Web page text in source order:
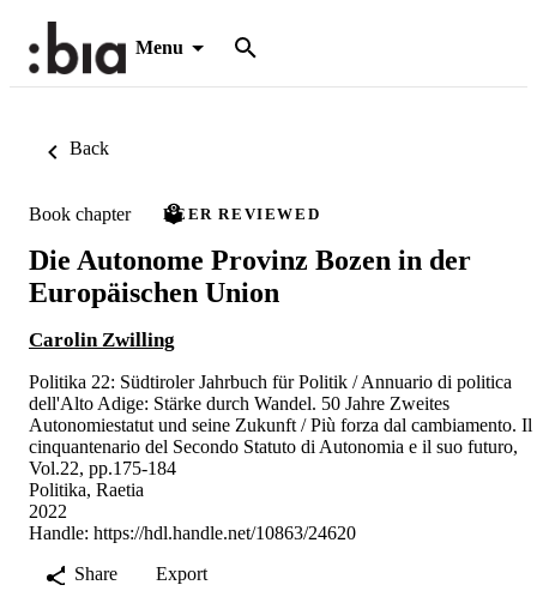
Menu
Back
Book chapter PEER REVIEWED
Die Autonome Provinz Bozen in der
Europäischen Union
Carolin Zwilling
Politika 22: Südtiroler Jahrbuch für Politik / Annuario di politica
dell'Alto Adige: Stärke durch Wandel. 50 Jahre Zweites
Autonomiestatut und seine Zukunft / Più forza dal cambiamento. Il
cinquantenario del Secondo Statuto di Autonomia e il suo futuro,
Vol.22, pp.175-184
Politika, Raetia
2022
Handle: https://hdl.handle.net/10863/24620
Share
Export